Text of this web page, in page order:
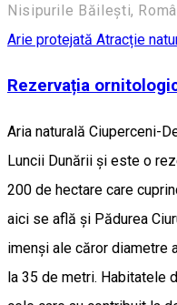
Nisipurile Băilești,
Arie protejată Atracție
Rezervația
Aria naturală Ciuperceni-
Luncii Dunării și este o
200 de hectare care
aici se află și Pădurea
imenși ale căror diametre
la 35 de metri. Habitatele